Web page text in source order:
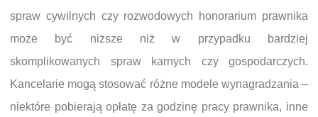
spraw cywilnych czy rozwodowych honorarium prawnika
może być niższe niż w przypadku bardziej
skomplikowanych spraw karnych czy gospodarczych.
Kancelarie mogą stosować różne modele wynagradzania –
niektóre pobierają opłatę za godzinę pracy prawnika, inne